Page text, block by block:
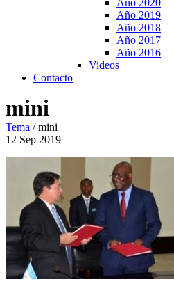
Año 2020
Año 2019
Año 2018
Año 2017
Año 2016
Videos
Contacto
mini
Tema /mini
12 Sep 2019